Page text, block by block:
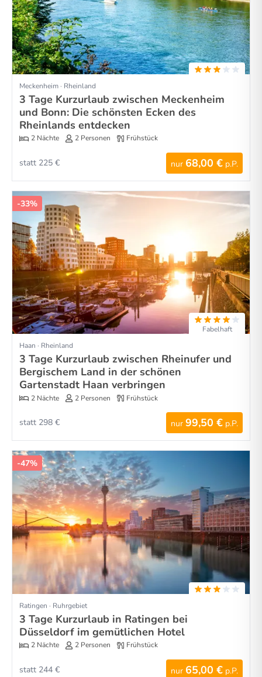
Meckenheim · Rheinland
3 Tage Kurzurlaub zwischen Meckenheim
und Bonn: Die schönsten Ecken des
Rheinlands entdecken
2 Nächte 2 Personen Frühstück
nur 68,00 € p.P.
statt 225 €
-33%
Fabelhaft
Haan · Rheinland
3 Tage Kurzurlaub zwischen Rheinufer und
Bergischem Land in der schönen
Gartenstadt Haan verbringen
2 Nächte 2 Personen Frühstück
nur 99,50 € p.P.
statt 298 €
-47%
Ratingen · Ruhrgebiet
3 Tage Kurzurlaub in Ratingen bei
Düsseldorf im gemütlichen Hotel
2 Nächte 2 Personen Frühstück
nur 65,00 € p.P.
statt 244 €